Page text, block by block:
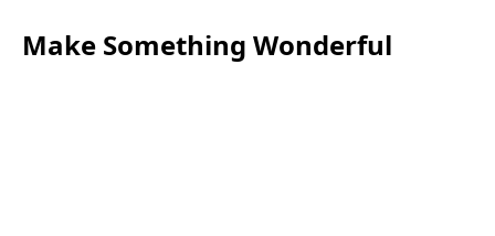
Make Something Wonderful